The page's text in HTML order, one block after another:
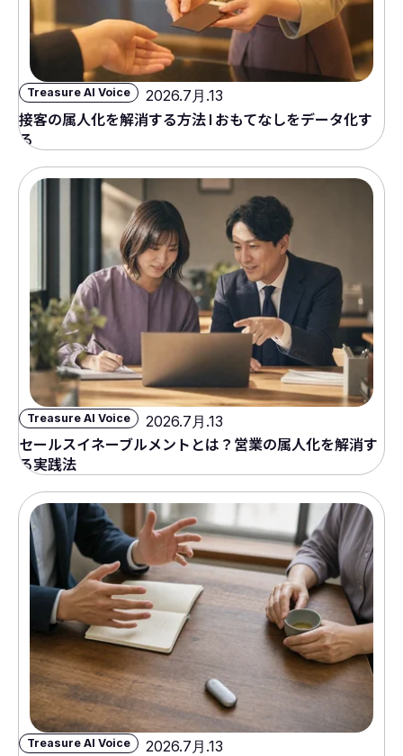
Treasure AI Voice 2026.7月.13
接客の属人化を解消する方法 | おもてなしをデータ化す
る
Treasure AI Voice 2026.7月.13
セールスイネーブルメントとは？営業の属人化を解消す
る実践法
Treasure AI Voice 2026.7月.13